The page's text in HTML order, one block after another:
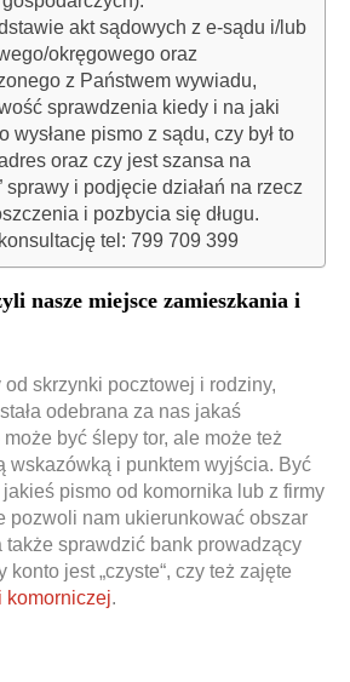
akt sądowych z e-sądu i/lub
okręgowego oraz
z Państwem wywiadu,
sprawdzenia kiedy i na jaki
wysłane pismo z sądu, czy był to
oraz czy jest szansa na
sprawy i podjęcie działań na rzecz
i pozbycia się długu.
tel: 799 709 399
nasze miejsce zamieszkania i
skrzynki pocztowej i rodziny,
odebrana za nas jakaś
być ślepy tor, ale może też
wskazówką i punktem wyjścia. Być
pismo od komornika lub z firmy
pozwoli nam ukierunkować obszar
także sprawdzić bank prowadzący
konto jest „czyste“, czy też zajęte
komorniczej.